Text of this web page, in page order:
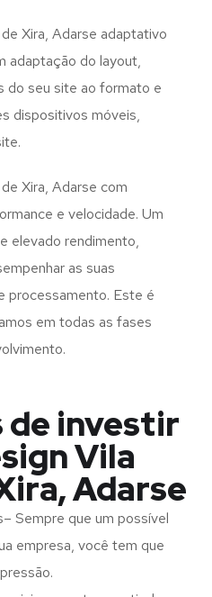
Xira, Adarse adaptativo
adaptação do layout,
do seu site ao formato e
dispositivos móveis,
Xira, Adarse com
e velocidade. Um
elevado rendimento,
as suas
processamento. Este é
em todas as fases
de investir
Vila
Adarse
Sempre que um possível
empresa, você tem que